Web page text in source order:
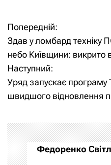
Н
а
в
і
а
ц
Попередній:
Здав у ломбард техніку
небо Київщини: викрито
Наступний:
Уряд запускає програму
швидшого відновлення
Федоренко